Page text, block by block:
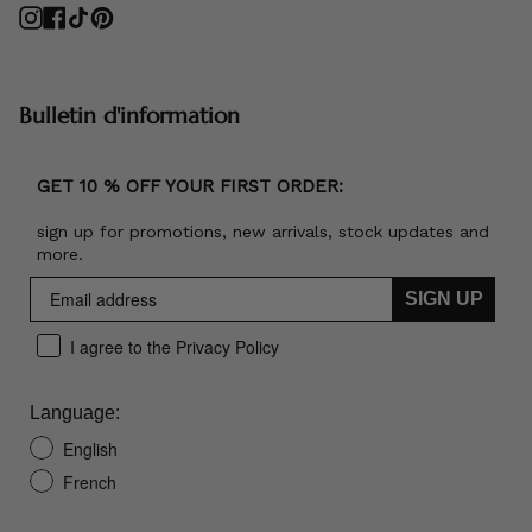
Instagram
Facebook
TikTokPinterest
Bulletin d'information
GET 10 % OFF YOUR FIRST ORDER:
sign up for promotions, new arrivals, stock updates and
more.
SIGN UP
I agree to the Privacy Policy
Language:
English
French